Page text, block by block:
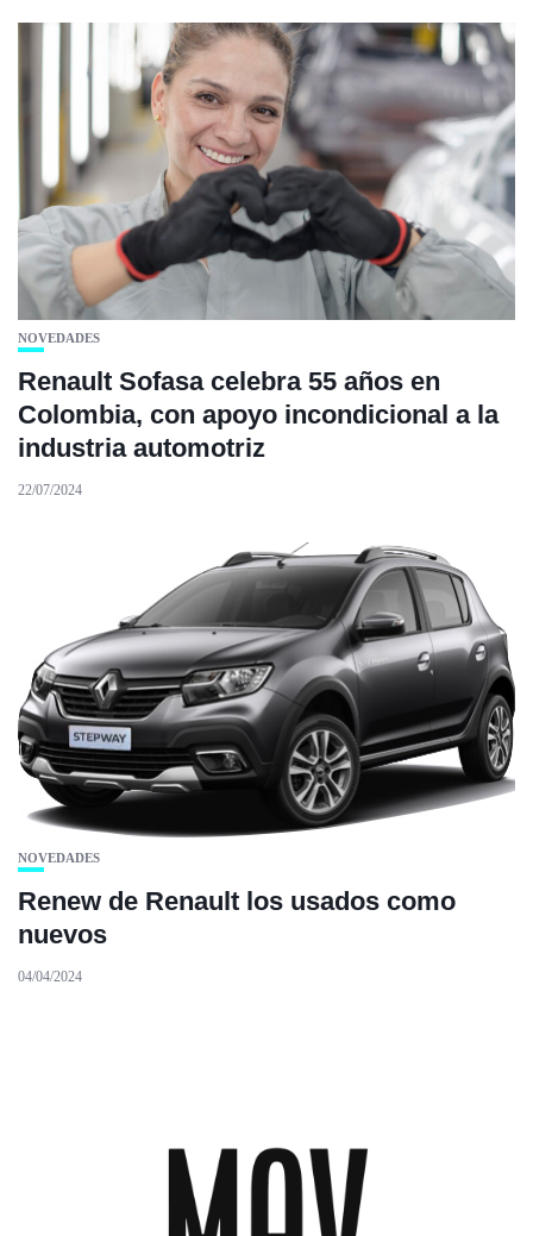
NOVEDADES
Renault Sofasa celebra 55 años en
Colombia, con apoyo incondicional a la
industria automotriz
22/07/2024
NOVEDADES
Renew de Renault los usados como
nuevos
04/04/2024